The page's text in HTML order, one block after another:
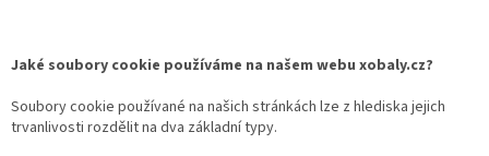
Jaké soubory cookie používáme na našem webu xobaly.cz?
Soubory cookie používané na našich stránkách lze z hlediska jejich
trvanlivosti rozdělit na dva základní typy.